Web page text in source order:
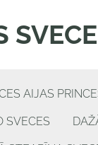
AIJAS
SVECES